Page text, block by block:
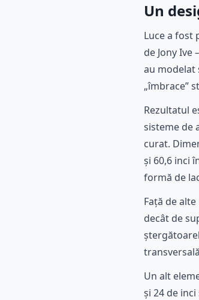
Un
Luce a fost
de Jony
au modelat
„îmbrace”
Rezultatul
sisteme de
curat.
și 60,6 inci
formă de
Față de
decât de
Un alt
și 24 de